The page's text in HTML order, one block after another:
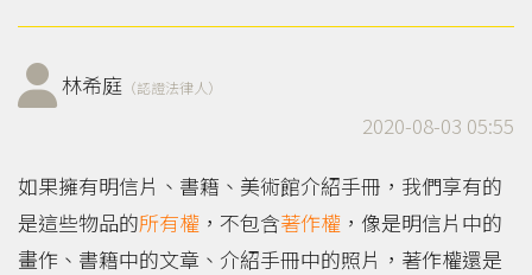
林希庭 （認證法律人）
2020-08-03 05:55
如果擁有明信片、書籍、美術館介紹手冊，我們享有的
是這些物品的所有權 ，不包含著作權 ，像是明信片中的
畫作、書籍中的文章、介紹手冊中的照片，著作權還是